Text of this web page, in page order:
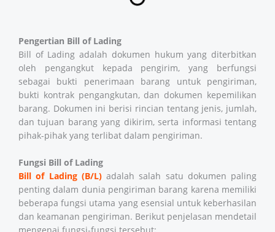
Pengertian Bill of Lading
Bill of Lading adalah dokumen hukum yang diterbitkan
oleh pengangkut kepada pengirim, yang berfungsi
sebagai bukti penerimaan barang untuk pengiriman,
bukti kontrak pengangkutan, dan dokumen kepemilikan
barang. Dokumen ini berisi rincian tentang jenis, jumlah,
dan tujuan barang yang dikirim, serta informasi tentang
pihak-pihak yang terlibat dalam pengiriman.
Fungsi Bill of Lading
Bill of Lading (B/L)adalah salah satu dokumen paling
penting dalam dunia pengiriman barang karena memiliki
beberapa fungsi utama yang esensial untuk keberhasilan
dan keamanan pengiriman. Berikut penjelasan mendetail